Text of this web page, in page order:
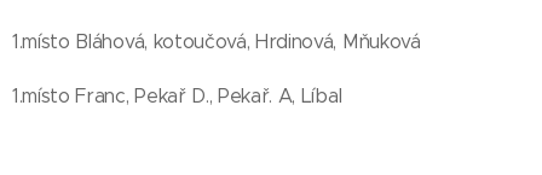
1.místo Bláhová, kotoučová, Hrdinová, Mňuková
1.místo Franc, Pekař D., Pekař. A, Líbal